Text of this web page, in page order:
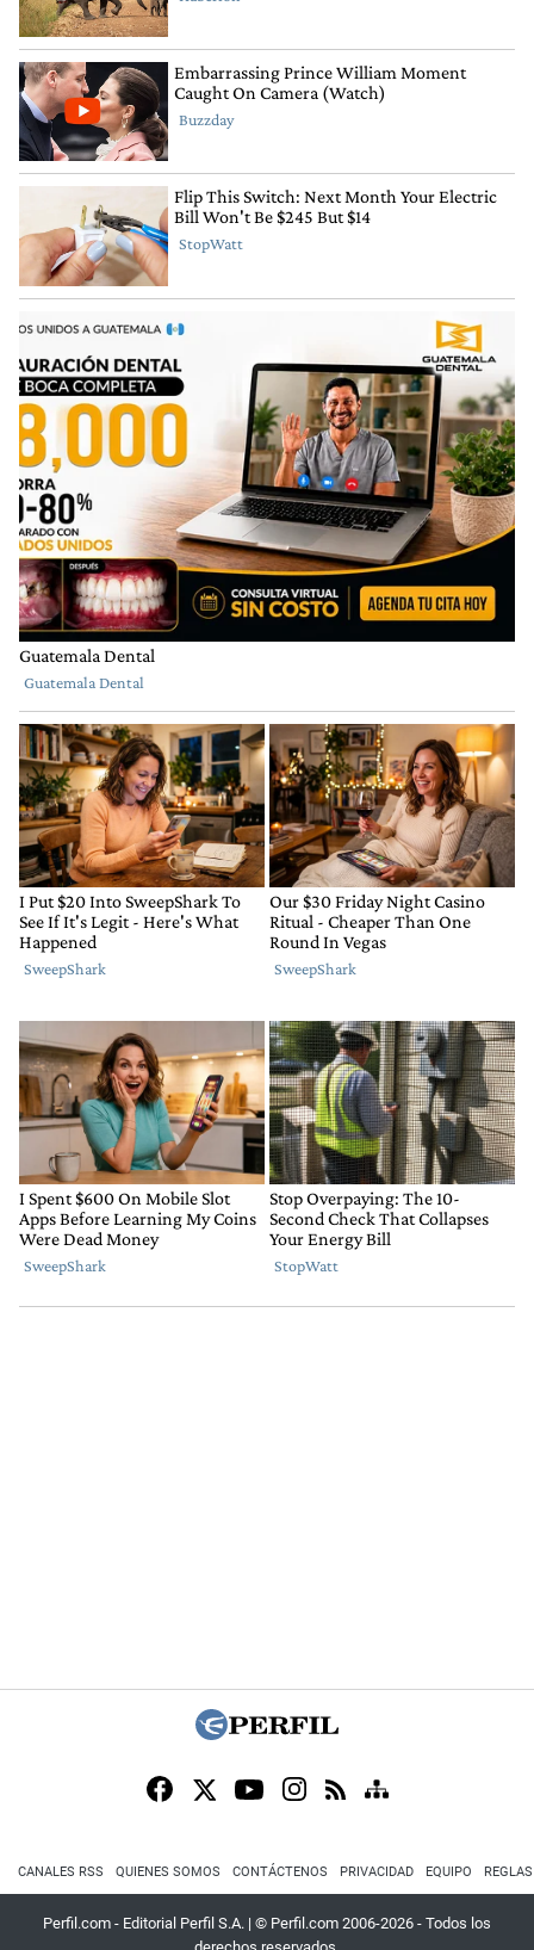
CANALES RSS QUIENES SOMOS CONTÁCTENOS PRIVACIDAD EQUIPO
Perfil.com - Editorial Perfil S.A. | © Perfil.com 2006-2026 - Todos los